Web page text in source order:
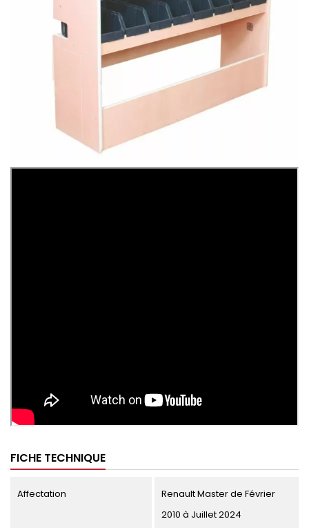
FICHE TECHNIQUE
Affectation
Renault Master de Février
2010 à Juillet 2024